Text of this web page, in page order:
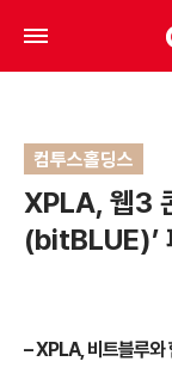
컴투스홀딩스
XPLA, 웹3
(bitBLUE)’
– XPLA,비트블루와